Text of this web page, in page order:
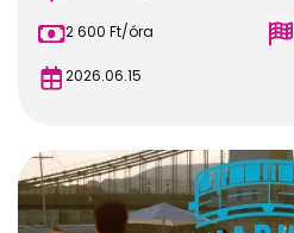
2 600 Ft/óra
2026.06.15